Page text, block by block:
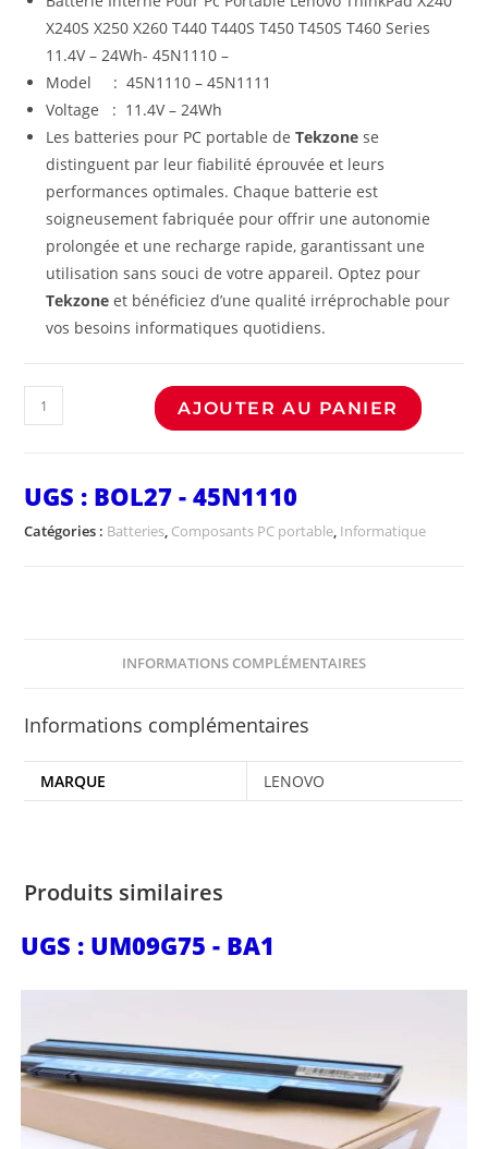
X240S X250 X260 T440 T440S T450 T450S T460 Series
11.4V – 24Wh- 45N1110 –
Model : 45N1110 – 45N1111
Voltage : 11.4V – 24Wh
Les batteries pour PC portable deTekzone se
distinguent par leur fiabilité éprouvée et leurs
performances optimales. Chaque batterie est
soigneusement fabriquée pour offrir une autonomie
prolongée et une recharge rapide, garantissant une
utilisation sans souci de votre appareil. Optez pour
Tekzoneet bénéficiez d’une qualité irréprochable pour
vos besoins informatiques quotidiens.
AJOUTER AU PANIER
UGS : BOL27 - 45N1110
Catégories : Batteries, Composants PC portable, Informatique
INFORMATIONS COMPLÉMENTAIRES
Informations complémentaires
MARQUE LENOVO
Produits similaires
UGS : UM09G75 - BA1